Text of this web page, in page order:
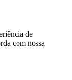
de
com nossa